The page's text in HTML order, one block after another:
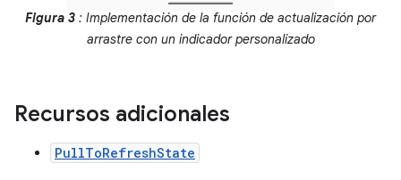
Figura 3 : Implementación de la función de actualización por
arrastre con un indicador personalizado
Recursos adicionales
PullToRefreshState